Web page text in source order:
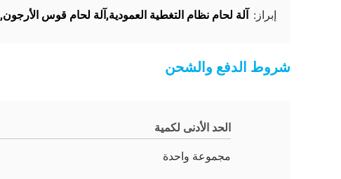
إبراز: آلة لحام نظام التغطية العمودية,آلة لحام قوس الأرجون,
شروط الدفع والشحن
الحد الأدنى لكمية
مجموعة واحدة